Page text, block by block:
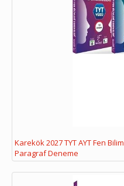
Karekök 2027 TYT AYT Fen
Paragraf Deneme